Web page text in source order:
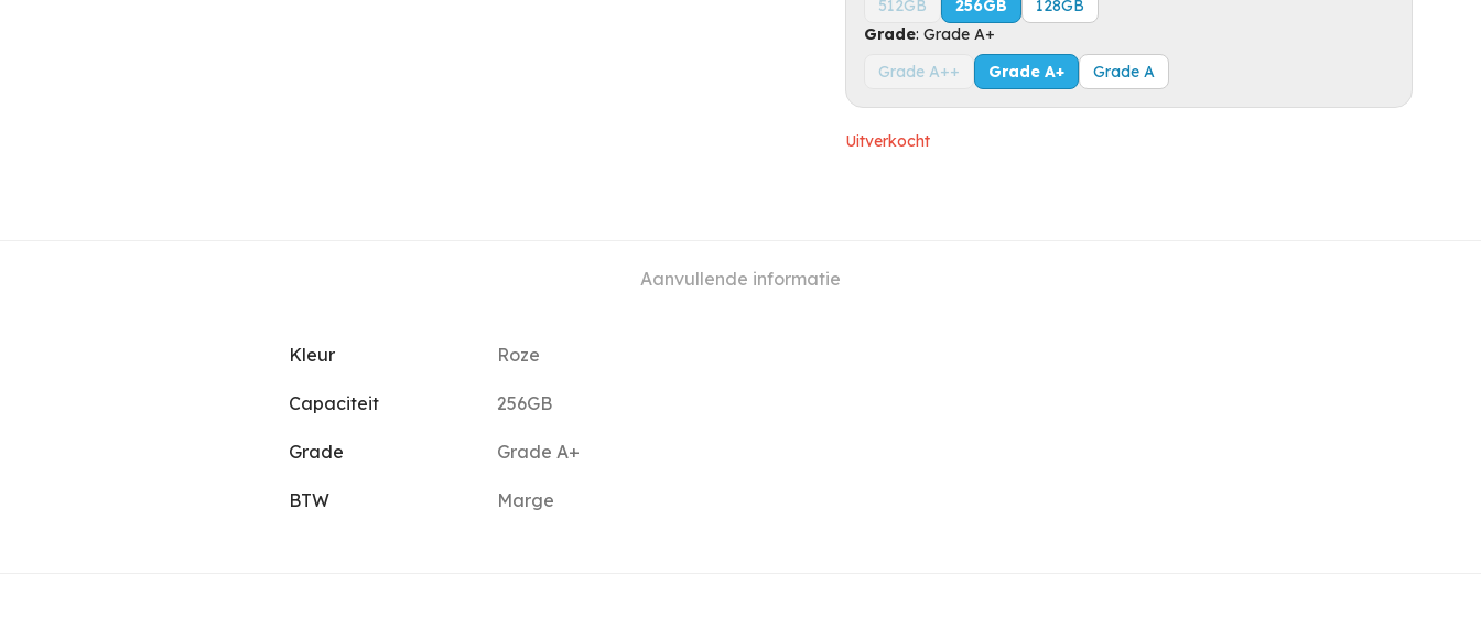
512GB
256GB
128GB
Grade: Grade A+
Grade A++
Grade A+ Grade A
Uitverkocht
Aanvullende informatie
Kleur Roze
Capaciteit 256GB
Grade Grade A+
BTW Marge